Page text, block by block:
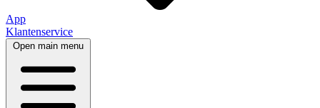
App
Klantenservice
Open main menu